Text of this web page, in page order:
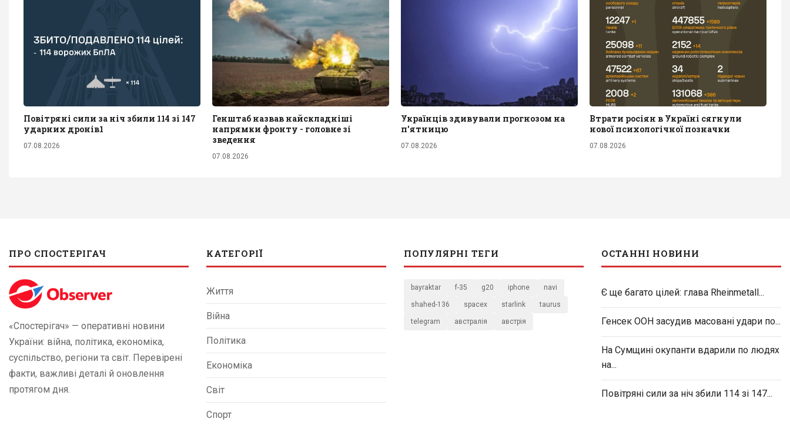
Повітряні сили за ніч збили 114 зі 147
ударних дронів1
07.08.2026
Генштаб назвав найскладніші
напрямки фронту - головне зі
зведення
07.08.2026
Українців здивували прогнозом на
п'ятницю
07.08.2026
Втрати росіян в Україні сягнули
нової психологічної позначки
07.08.2026
ПРО СПОСТЕРІГАЧ
«Спостерігач» — оперативні новини
України: війна, політика, економіка,
суспільство, регіони та світ. Перевірені
факти, важливі деталі й оновлення
протягом дня.
КАТЕГОРІЇ
Життя
Війна
Політика
Економіка
Світ
Спорт
ПОПУЛЯРНІ ТЕГИ
bayraktar f-35 g20 iphone navi
shahed-136 spacex starlink taurus
telegram австралія австрія
ОСТАННІ НОВИНИ
Є ще багато цілей: глава Rheinmetall...
Генсек ООН засудив масовані удари по...
На Сумщині окупанти вдарили по людях
на...
Повітряні сили за ніч збили 114 зі 147...